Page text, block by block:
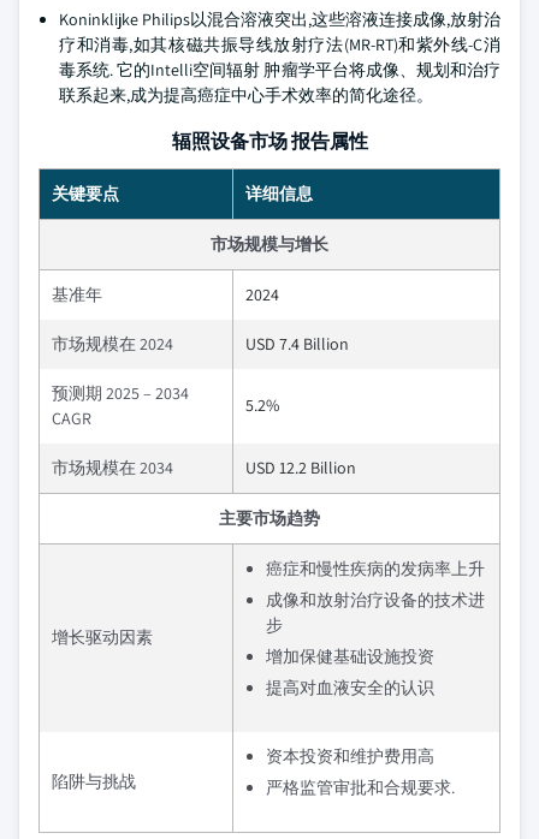
Koninklijke Philips以混合溶液突出,这些溶液连接成像,放射治
疗和消毒,如其核磁共振导线放射疗法(MR-RT)和紫外线-C消
毒系统. 它的Intelli空间辐射 肿瘤学平台将成像、规划和治疗
联系起来,成为提高癌症中心手术效率的简化途径。
辐照设备市场 报告属性
关键要点 详细信息
市场规模与增长
基准年 2024
市场规模在 2024 USD 7.4 Billion
预测期 2025 – 2034
CAGR
5.2%
市场规模在 2034 USD 12.2 Billion
主要市场趋势
增长驱动因素
癌症和慢性疾病的发病率上升
成像和放射治疗设备的技术进
步
增加保健基础设施投资
提高对血液安全的认识
陷阱与挑战
资本投资和维护费用高
严格监管审批和合规要求.